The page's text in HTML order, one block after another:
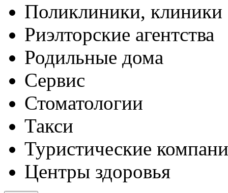
Поликлиники, клиники
Риэлторские агентства
Родильные дома
Сервис
Стоматологии
Такси
Туристические
Центры здоровья